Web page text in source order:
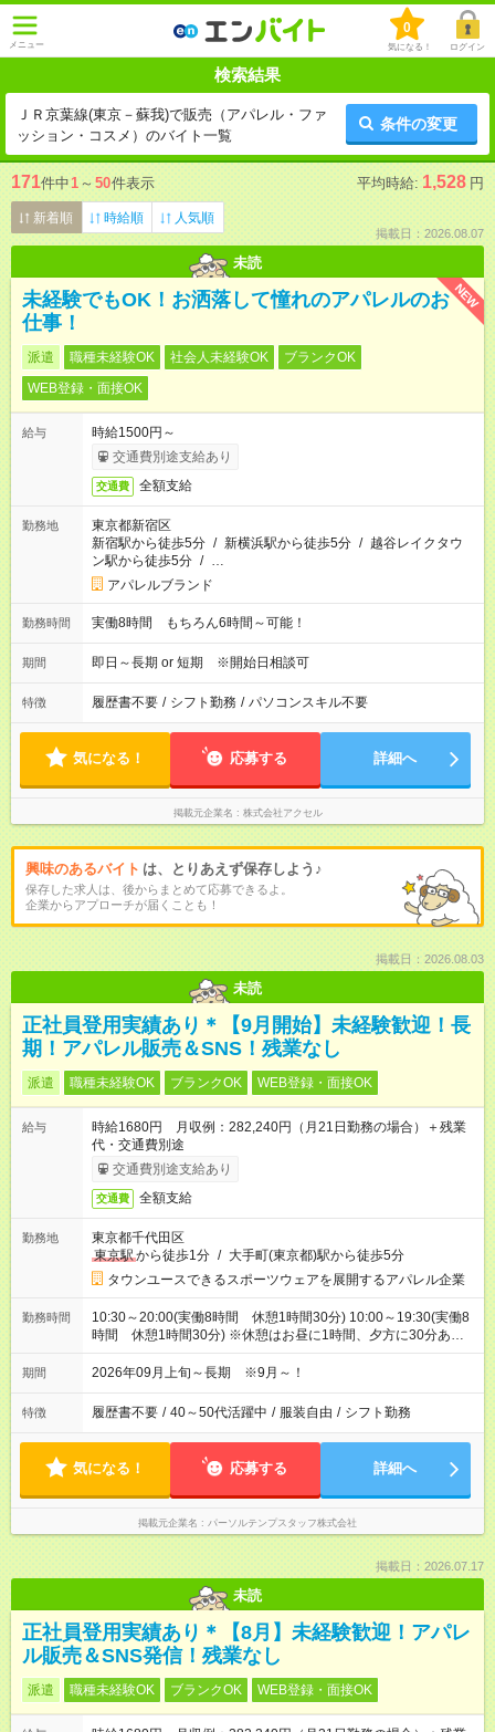
メニュー
0
気になる！ ログイン
検索結果
ＪＲ京葉線(東京－蘇我)で販売（アパレル・ファ
ッション・コスメ）のバイト一覧
条件の変更
171件中1 ～ 50件表示 平均時給: 1,528 円
新着順 時給順 人気順
掲載日：2026.08.07
未読
NEW
未経験でもOK！お洒落して憧れのアパレルのお
仕事！
派遣 職種未経験OK 社会人未経験OK
ブランクOK
WEB登録・面接OK
給与
時給1500円～
交通費別途支給あり
交通費 全額支給
勤務地
東京都新宿区
新宿駅から徒歩5分 / 新横浜駅から徒歩5分 / 越谷レイクタウ
ン駅から徒歩5分 / …
アパレルブランド
勤務時間 実働8時間 もちろん6時間～可能！
期間 即日～長期 or 短期 ※開始日相談可
特徴 履歴書不要 / シフト勤務 / パソコンスキル不要
気になる！ 応募する 詳細へ
掲載元企業名 株式会社アクセル
興味のあるバイト は、とりあえず保存しよう♪
保存した求人は、後からまとめて応募できるよ。
企業からアプローチが届くことも！
掲載日：2026.08.03
未読
正社員登用実績あり＊【9月開始】未経験歓迎！長
期！アパレル販売＆SNS！残業なし
派遣 職種未経験OK ブランクOK WEB登録・面接OK
給与
時給1680円 月収例：282,240円（月21日勤務の場合）＋残業
代・交通費別途
交通費別途支給あり
交通費 全額支給
勤務地
東京都千代田区
東京駅から徒歩1分 / 大手町(東京都)駅から徒歩5分
タウンユースできるスポーツウェアを展開するアパレル企業
勤務時間
10:30～20:00(実働8時間 休憩1時間30分) 10:00～19:30(実働8
時間 休憩1時間30分) ※休憩はお昼に1時間、夕方に30分ありま
す
期間 2026年09月上旬～長期 ※9月～！
特徴 履歴書不要 / 40～50代活躍中 / 服装自由 / シフト勤務
気になる！ 応募する 詳細へ
掲載元企業名 パーソルテンプスタッフ株式会社
掲載日：2026.07.17
未読
正社員登用実績あり＊【8月】未経験歓迎！アパレ
ル販売＆SNS発信！残業なし
派遣 職種未経験OK ブランクOK WEB登録・面接OK